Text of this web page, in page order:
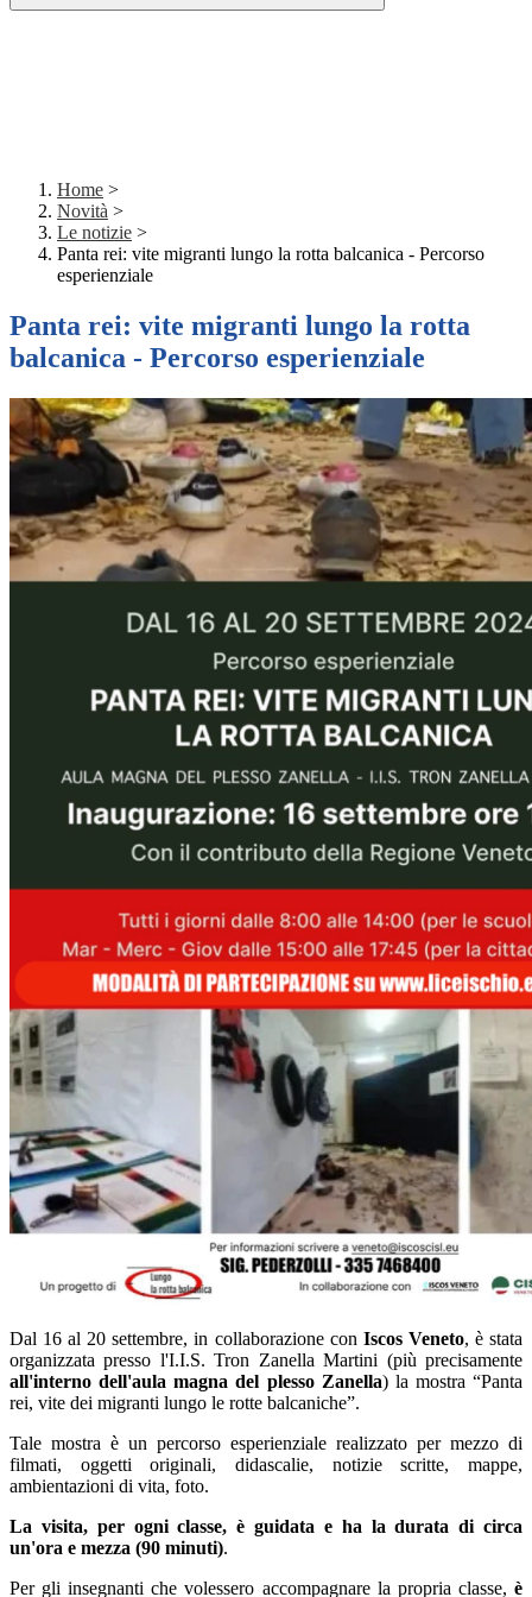
Home >
Novità >
Le notizie >
Panta rei: vite migranti lungo la rotta balcanica - Percorso
esperienziale
Panta rei: vite migranti lungo la rotta
balcanica - Percorso esperienziale
Dal 16 al 20 settembre, in collaborazione con Iscos Veneto, è stata
organizzata presso l'I.I.S. Tron Zanella Martini (più precisamente
all'interno dell'aula magna del plesso Zanella) la mostra “Panta
rei, vite dei migranti lungo le rotte balcaniche”.
Tale mostra è un percorso esperienziale realizzato per mezzo di
filmati, oggetti originali, didascalie, notizie scritte, mappe,
ambientazioni di vita, foto.
La visita, per ogni classe, è guidata e ha la durata di circa
un'ora e mezza (90 minuti).
Per gli insegnanti che volessero accompagnare la propria classe, è